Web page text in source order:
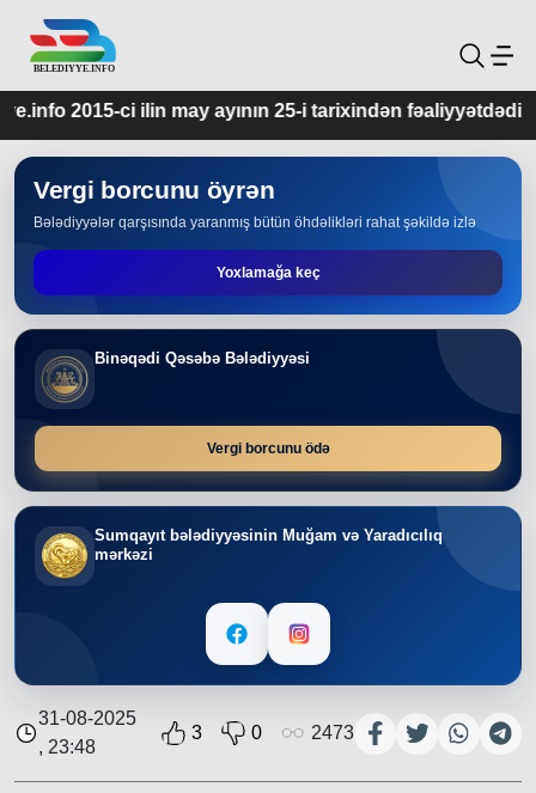
ayının 25-i tarixindən fəaliyyətdədir.
Vergi borcunu öyrən
Bələdiyyələr qarşısında yaranmış bütün öhdəlikləri rahat şəkildə izlə
Yoxlamağa keç
Binəqədi Qəsəbə Bələdiyyəsi
Vergi borcunu ödə
Sumqayıt bələdiyyəsinin Muğam və Yaradıcılıq
mərkəzi
31-08-2025
, 23:48
3 0 2473